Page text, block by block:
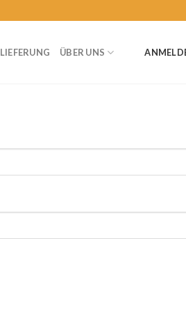
LIEFERUNG ÜBER UNS